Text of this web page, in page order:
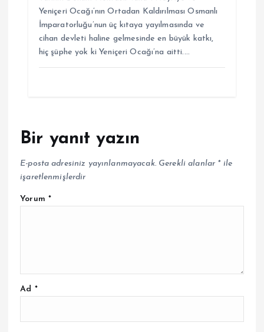
Yeniçeri Ocağı’nın Ortadan Kaldırılması Osmanlı
İmparatorluğu’nun üç kıtaya yayılmasında ve
cihan devleti haline gelmesinde en büyük katkı,
hiç şüphe yok ki Yeniçeri Ocağı’na aitti.…
Bir yanıt yazın
E-posta adresiniz yayınlanmayacak. Gerekli alanlar *ile
işaretlenmişlerdir
Yorum *
Ad *